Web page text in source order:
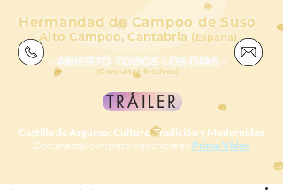
Hermandad de Campoo de Suso
Alto Campoo, Cantabria (España)
- ABIERTO TODOS LOS DÍAS -
(Consultar festivos)
TRÁILER
Castillo de Argüeso: Cultura, Tradición y Modernidad
Documental completo disponible en Prime Video